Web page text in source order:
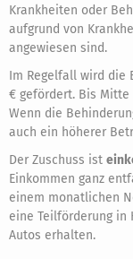
Krankheiten oder
aufgrund von
angewiesen sind.
Im Regelfall wird die
€ gefördert. Bis Mitte
Wenn die
auch ein höherer
Der Zuschuss ist
Einkommen ganz
einem monatlichen
eine Teilförderung in
Autos erhalten.